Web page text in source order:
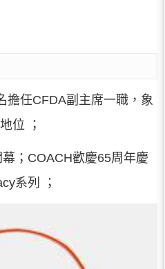
擔任CFDA副主席一職，象
位 ；
；COACH歡慶65周年慶
系列 ；